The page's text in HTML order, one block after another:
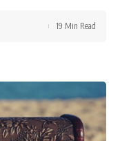
19 Min Read